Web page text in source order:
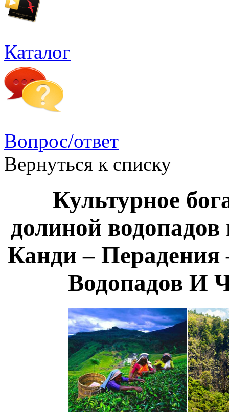
Каталог
Вопрос/ответ
Вернуться к списку
Культурное
долиной
Канди –
Водопадов И